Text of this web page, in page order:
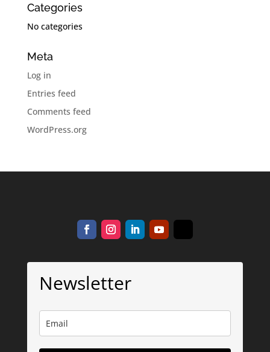
Categories
No categories
Meta
Log in
Entries feed
Comments feed
WordPress.org
Newsletter